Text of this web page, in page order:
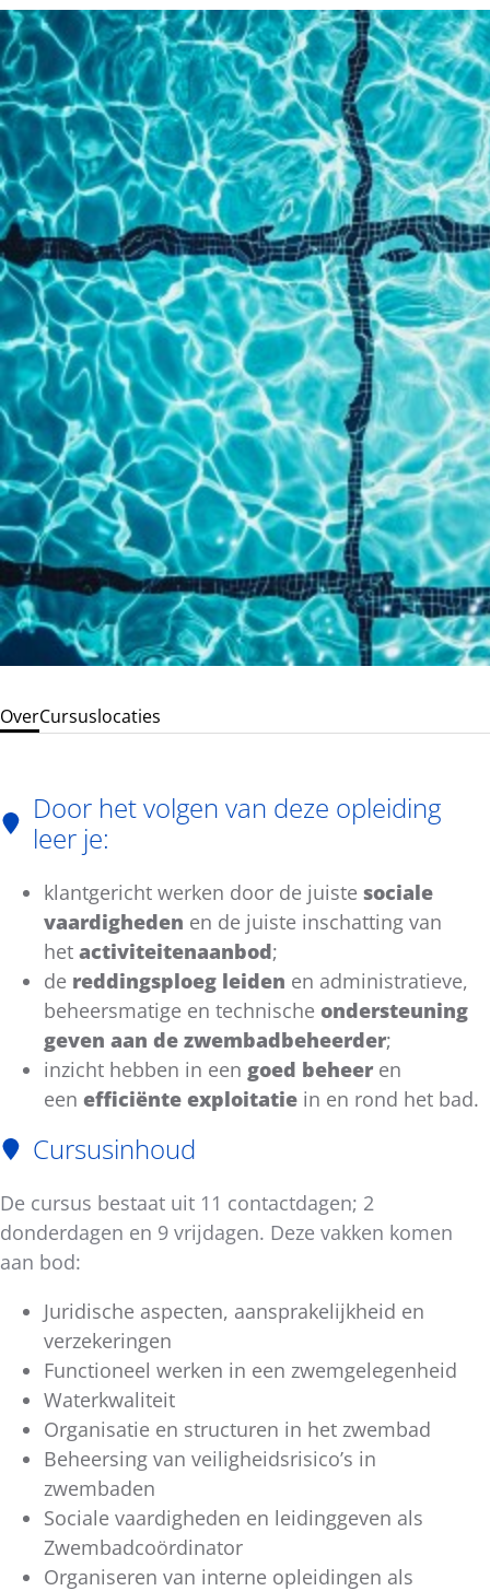
OverCursuslocaties
Door het volgen van deze opleiding
leer je:
klantgericht werken door de juiste sociale
vaardigheden en de juiste inschatting van
het activiteitenaanbod;
de reddingsploeg leiden en administratieve,
beheersmatige en technische ondersteuning
geven aan de zwembadbeheerder;
inzicht hebben in een goed beheeren
een efficiënte exploitatie in en rond het bad.
Cursusinhoud
De cursus bestaat uit 11 contactdagen; 2
donderdagen en 9 vrijdagen. Deze vakken komen
aan bod:
Juridische aspecten, aansprakelijkheid en
verzekeringen
Functioneel werken in een zwemgelegenheid
Waterkwaliteit
Organisatie en structuren in het zwembad
Beheersing van veiligheidsrisico’s in
zwembaden
Sociale vaardigheden en leidinggeven als
Zwembadcoördinator
Organiseren van interne opleidingen als